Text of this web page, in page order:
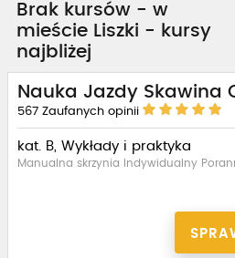
Brak kursów - w
mieście Liszki - kursy
najbliżej
Nauka Jazdy Skawina
567 Zaufanych opinii
kat. B, Wykłady i praktyka
Manualna skrzynia Indywidualny